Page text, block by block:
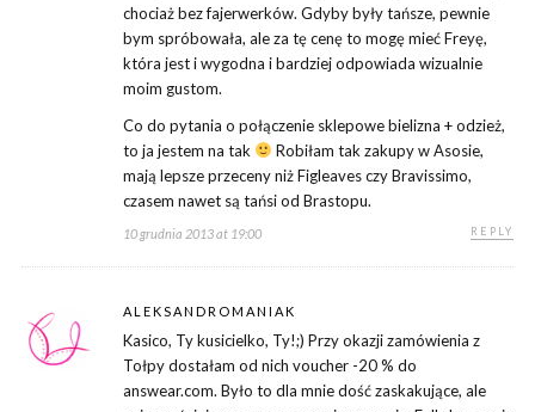
chociaż bez fajerwerków. Gdyby były tańsze, pewnie
bym spróbowała, ale za tę cenę to mogę mieć Freyę,
która jest i wygodna i bardziej odpowiada wizualnie
moim gustom.
Co do pytania o połączenie sklepowe bielizna + odzież,
to ja jestem na tak
Robiłam tak zakupy w Asosie,
mają lepsze przeceny niż Figleaves czy Bravissimo,
czasem nawet są tańsi od Brastopu.
10 grudnia 2013 at 19:00 REPLY
ALEKSANDROMANIAK
Kasico, Ty kusicielko, Ty!;) Przy okazji zamówienia z
Tołpy dostałam od nich voucher -20 % do
answear.com. Było to dla mnie dość zaskakujące, ale